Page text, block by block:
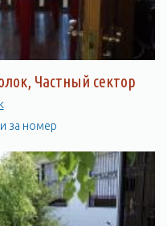
Частный сектор
за номер